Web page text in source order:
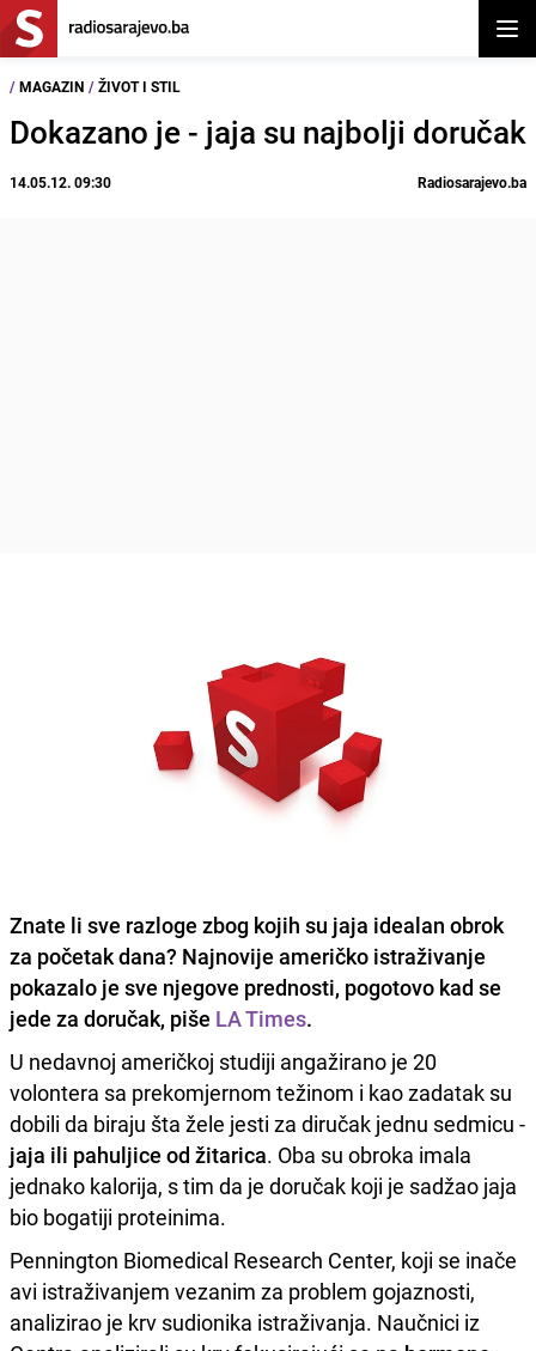
/ MAGAZIN / ŽIVOT I STIL
Dokazano je - jaja su najbolji doručak
14.05.12. 09:30 Radiosarajevo.ba
Znate li sve razloge zbog kojih su jaja idealan obrok
za početak dana? Najnovije američko istraživanje
pokazalo je sve njegove prednosti, pogotovo kad se
jede za doručak, piše LA Times.
U nedavnoj američkoj studiji angažirano je 20
volontera sa prekomjernom težinom i kao zadatak su
dobili da biraju šta žele jesti za diručak jednu sedmicu -
jaja ili pahuljice od žitarica. Oba su obroka imala
jednako kalorija, s tim da je doručak koji je sadžao jaja
bio bogatiji proteinima.
Pennington Biomedical Research Center, koji se inače
avi istraživanjem vezanim za problem gojaznosti,
analizirao je krv sudionika istraživanja. Naučnici iz